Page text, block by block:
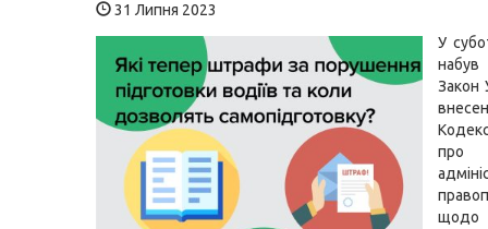
31 Липня 2023
У
Закон
про
щодо